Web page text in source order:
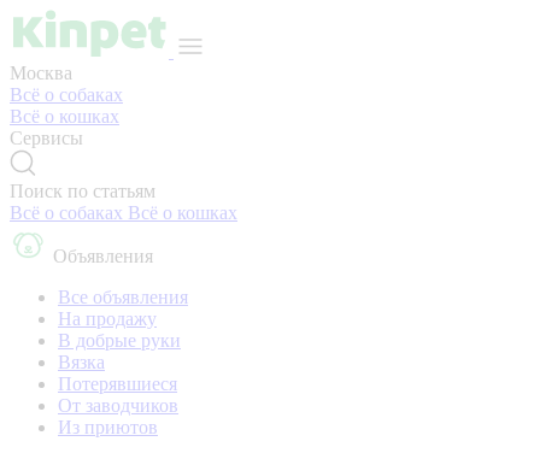
Москва
Всё о собаках
Всё о кошках
Сервисы
Поиск по статьям
Всё о собаках Всё о кошках
Объявления
Все объявления
На продажу
В добрые руки
Вязка
Потерявшиеся
От заводчиков
Из приютов